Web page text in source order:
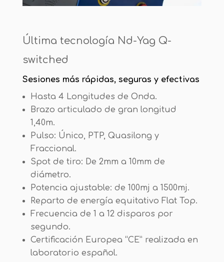
Última tecnología Nd-Yag Q-
switched
Sesiones más rápidas, seguras y efectivas
Hasta 4 Longitudes de Onda.
Brazo articulado de gran longitud
1,40m.
Pulso: Único, PTP, Quasilong y
Fraccional.
Spot de tiro: De 2mm a 10mm de
diámetro.
Potencia ajustable: de 100mj a 1500mj.
Reparto de energía equitativo Flat Top.
Frecuencia de 1 a 12 disparos por
segundo.
Certificación Europea “CE” realizada en
laboratorio español.